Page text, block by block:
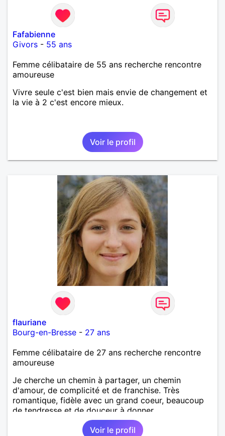
Fafabienne
Givors - 55 ans
Femme célibataire de 55 ans recherche rencontre
amoureuse
Vivre seule c'est bien mais envie de changement et
la vie à 2 c'est encore mieux.
Voir le profil
flauriane
Bourg-en-Bresse - 27 ans
Femme célibataire de 27 ans recherche rencontre
amoureuse
Je cherche un chemin à partager, un chemin
d'amour, de complicité et de franchise. Très
romantique, fidèle avec un grand coeur, beaucoup
de tendresse et de douceur à donner.
Voir le profil